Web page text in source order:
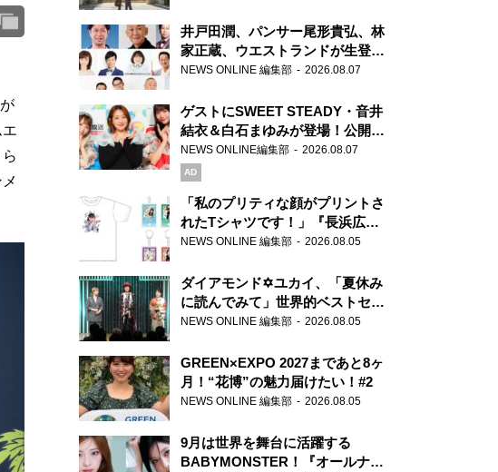
井戸田潤、パンサー尾形貴弘、林
家正蔵、ウエストランドが生登
場！『ラジオビバリー昼ズ』
NEWS ONLINE 編集部 2026.08.07
ゲストにSWEET STEADY・音井
結衣＆白石まゆみが登場！公開収
録で素顔全開！
NEWS ONLINE編集部 2026.08.07
AD
「私のプリティな顔がプリントさ
れたTシャツです！」『長浜広奈
天下無双』初の番組グッズ発売
NEWS ONLINE 編集部 2026.08.05
ダイアモンド✡ユカイ、「夏休み
に読んでみて」世界的ベストセラ
ー『アナスタシア』を紹介
NEWS ONLINE 編集部 2026.08.05
GREEN×EXPO 2027まであと8ヶ
月！“花博”の魅力届けたい！#2
NEWS ONLINE 編集部 2026.08.05
9月は世界を舞台に活躍する
BABYMONSTER！『オールナイ